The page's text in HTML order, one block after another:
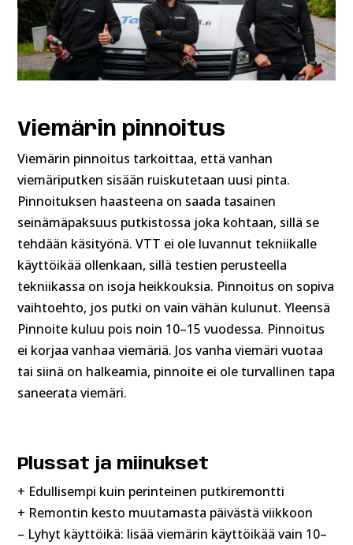
Viemärin pinnoitus
Viemärin pinnoitus tarkoittaa, että vanhan
viemäriputken sisään ruiskutetaan uusi pinta.
Pinnoituksen haasteena on saada tasainen
seinämäpaksuus putkistossa joka kohtaan, sillä se
tehdään käsityönä. VTT ei ole luvannut tekniikalle
käyttöikää ollenkaan, sillä testien perusteella
tekniikassa on isoja heikkouksia. Pinnoitus on sopiva
vaihtoehto, jos putki on vain vähän kulunut. Yleensä
Pinnoite kuluu pois noin 10–15 vuodessa. Pinnoitus
ei korjaa vanhaa viemäriä. Jos vanha viemäri vuotaa
tai siinä on halkeamia, pinnoite ei ole turvallinen tapa
saneerata viemäri.
Plussat ja miinukset
+ Edullisempi kuin perinteinen putkiremontti
+ Remontin kesto muutamasta päivästä viikkoon
– Lyhyt käyttöikä: lisää viemärin käyttöikää vain 10–